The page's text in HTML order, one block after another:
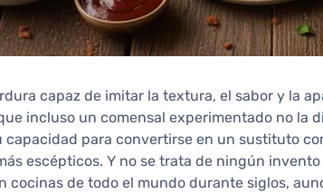
capaz de imitar la textura, el sabor y la
incluso un comensal experimentado no la
capacidad para convertirse en un sustituto
escépticos. Y no se trata de ningún
cocinas de todo el mundo durante siglos,